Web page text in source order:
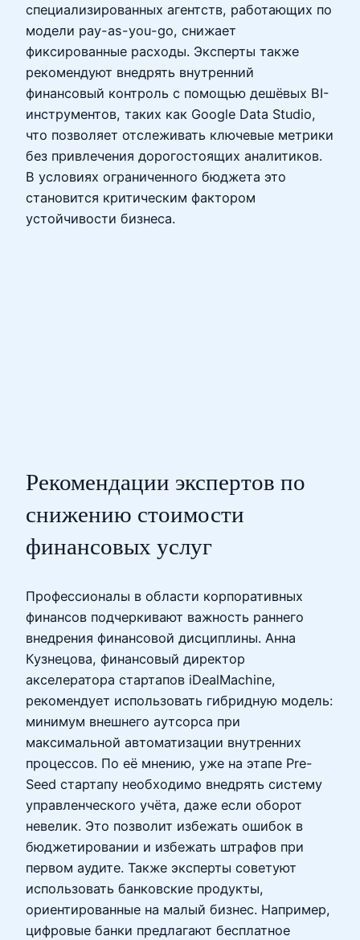
специализированных агентств, работающих по
модели pay-as-you-go, снижает
фиксированные расходы. Эксперты также
рекомендуют внедрять внутренний
финансовый контроль с помощью дешёвых BI-
инструментов, таких как Google Data Studio,
что позволяет отслеживать ключевые метрики
без привлечения дорогостоящих аналитиков.
В условиях ограниченного бюджета это
становится критическим фактором
устойчивости бизнеса.
Рекомендации экспертов по
снижению стоимости
финансовых услуг
Профессионалы в области корпоративных
финансов подчеркивают важность раннего
внедрения финансовой дисциплины. Анна
Кузнецова, финансовый директор
акселератора стартапов iDealMachine,
рекомендует использовать гибридную модель:
минимум внешнего аутсорса при
максимальной автоматизации внутренних
процессов. По её мнению, уже на этапе Pre-
Seed стартапу необходимо внедрять систему
управленческого учёта, даже если оборот
невелик. Это позволит избежать ошибок в
бюджетировании и избежать штрафов при
первом аудите. Также эксперты советуют
использовать банковские продукты,
ориентированные на малый бизнес. Например,
цифровые банки предлагают бесплатное